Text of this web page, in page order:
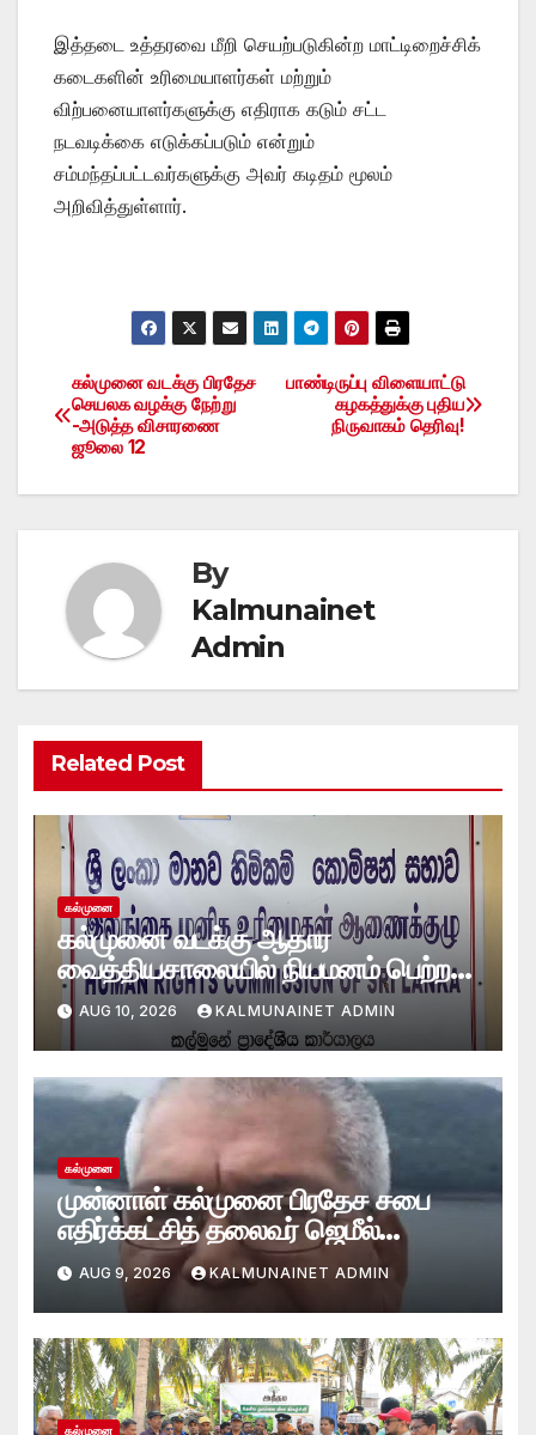
இத்தடை உத்தரவை மீறி செயற்படுகின்ற மாட்டிறைச்சிக்
கடைகளின் உரிமையாளர்கள் மற்றும்
விற்பனையாளர்களுக்கு எதிராக கடும் சட்ட
நடவடிக்கை எடுக்கப்படும் என்றும்
சம்மந்தப்பட்டவர்களுக்கு அவர் கடிதம் மூலம்
அறிவித்துள்ளார்.
Post
navigation
பாண்டிருப்பு விளையாட்டு
கழகத்துக்கு புதிய
நிருவாகம் தெரிவு!
கல்முனை வடக்கு பிரதேச
செயலக வழக்கு நேற்று
-அடுத்த விசாரணை
ஜூலை 12
By
Kalmunainet
Admin
Related Post
கல்முனை
கல்முனை வடக்கு ஆதார
வைத்தியசாலையில் நியமனம் பெற்ற
உதவி சுகாதார உத்தியோகத்தர்கள்
இலங்கை மனித உரிமைகள்
ஆணைக்குழுவில் 5முறைப்பாடுகள்
AUG 10, 2026 KALMUNAINET ADMIN
கல்முனை
முன்னாள் கல்முனை பிரதேச சபை
எதிர்க்கட்சித் தலைவர் ஜெமீல்
காலமானார்.!
AUG 9, 2026 KALMUNAINET ADMIN
கல்முனை